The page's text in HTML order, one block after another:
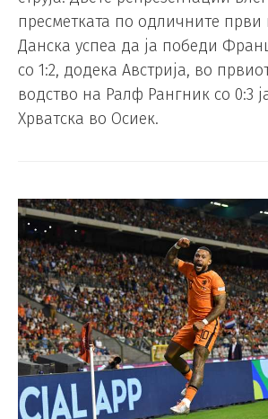
пресметката по одличните први
Данска успеа да ја победи
со 1:2, додека Австрија, во
водство на Ралф Рангник со 0:3
Хрватска во Осиек.